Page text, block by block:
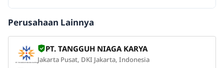
Perusahaan Lainnya
PT. TANGGUH NIAGA KARYA
Jakarta Pusat, DKI Jakarta, Indonesia